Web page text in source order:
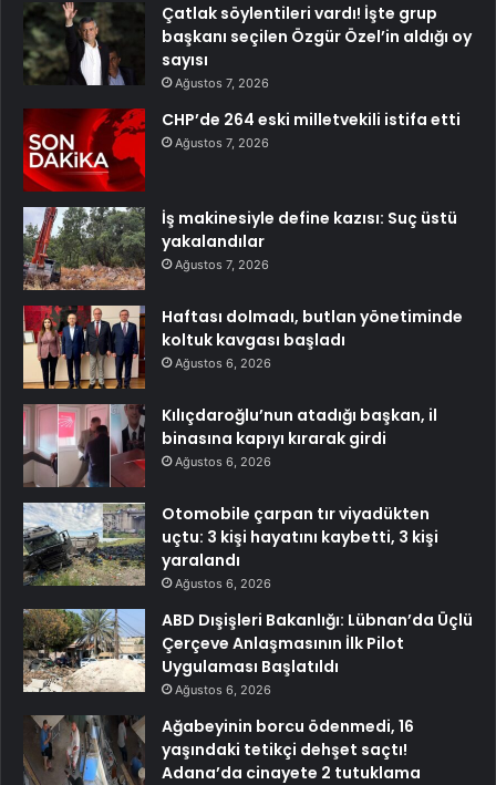
Çatlak söylentileri vardı! İşte grup
başkanı seçilen Özgür Özel’in aldığı oy
sayısı
Ağustos 7, 2026
CHP’de 264 eski milletvekili istifa etti
Ağustos 7, 2026
İş makinesiyle define kazısı: Suç üstü
yakalandılar
Ağustos 7, 2026
Haftası dolmadı, butlan yönetiminde
koltuk kavgası başladı
Ağustos 6, 2026
Kılıçdaroğlu’nun atadığı başkan, il
binasına kapıyı kırarak girdi
Ağustos 6, 2026
Otomobile çarpan tır viyadükten
uçtu: 3 kişi hayatını kaybetti, 3 kişi
yaralandı
Ağustos 6, 2026
ABD Dışişleri Bakanlığı: Lübnan’da Üçlü
Çerçeve Anlaşmasının İlk Pilot
Uygulaması Başlatıldı
Ağustos 6, 2026
Ağabeyinin borcu ödenmedi, 16
yaşındaki tetikçi dehşet saçtı!
Adana’da cinayete 2 tutuklama